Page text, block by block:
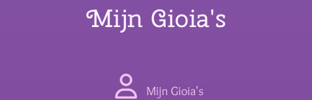
Mijn Gioia's
Mijn Gioia's